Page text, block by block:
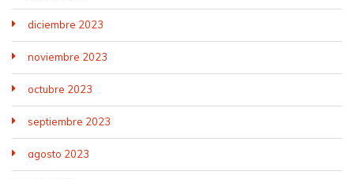
diciembre 2023
noviembre 2023
octubre 2023
septiembre 2023
agosto 2023